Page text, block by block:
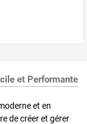
et Performante
et en
de créer et gérer